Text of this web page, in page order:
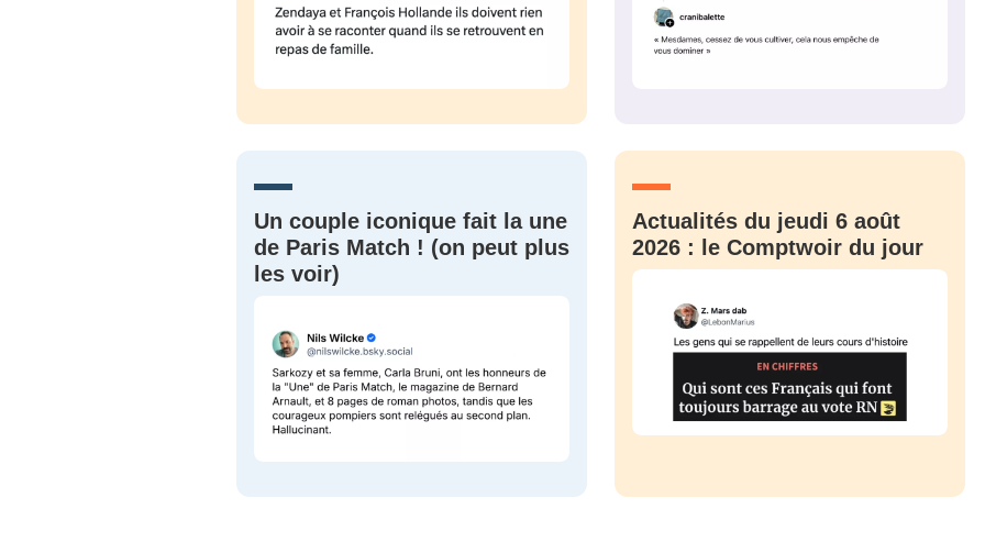
Un couple iconique fait la une
de Paris Match ! (on peut plus
les voir)
Actualités du jeudi 6 août
2026 : le Comptwoir du jour